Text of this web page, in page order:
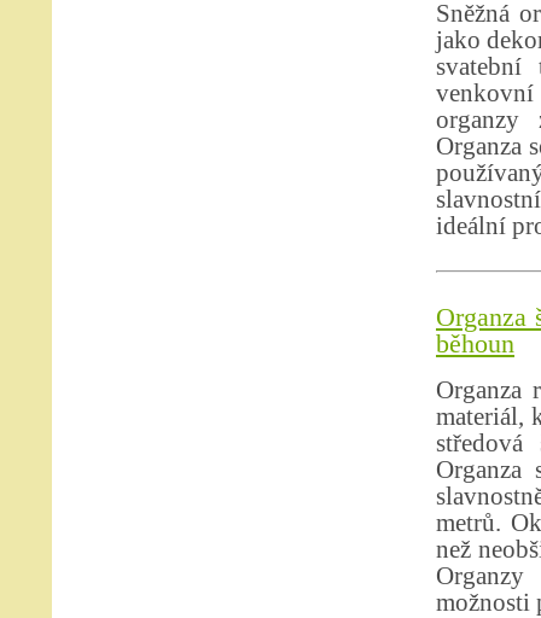
Sněžná
jako
organzy
Organza
ideální
Organza
běhoun
Organza
materiál,
Organza
metrů.
než
možnosti